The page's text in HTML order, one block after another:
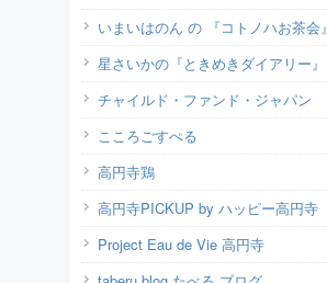
いまいはのん の 『コトノハお茶会』
星さいかの『ときめきダイアリー』
チャイルド・ファンド・ジャパン
こころごすぺる
高円寺鶏
高円寺PICKUP by ハッピー高円寺
Project Eau de Vie 高円寺